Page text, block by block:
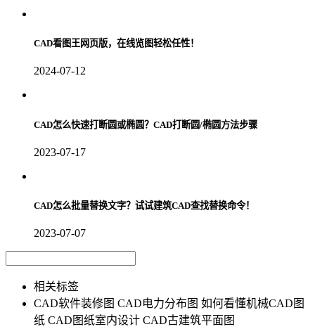
CAD看图王网页版，在线览图轻松任性！
2024-07-12
CAD怎么快速打断圆或椭圆？CAD打断圆/椭圆方法步骤
2023-07-17
CAD怎么批量替换文字？试试建筑CAD查找替换命令！
2023-07-07
相关标签
CAD软件装修图 CAD电力分布图 如何看懂机械CAD图
纸 CAD图纸室内设计 CAD古建筑平面图